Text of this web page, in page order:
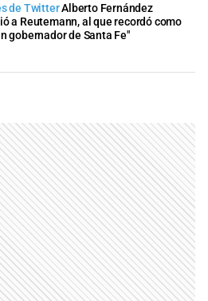
de TwitterAlberto Fernández
a Reutemann, al que recordó como
gobernador de Santa Fe"